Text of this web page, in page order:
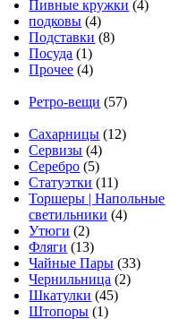
Пивные кружки (4)
подковы (4)
Подставки (8)
Посуда (1)
Прочее (4)
Ретро-вещи (57)
Сахарницы (12)
Сервизы (4)
Серебро (5)
Статуэтки (11)
Торшеры | Напольные
светильники (4)
Утюги (2)
Фляги (13)
Чайные Пары (33)
Чернильница (2)
Шкатулки (45)
Штопоры (1)